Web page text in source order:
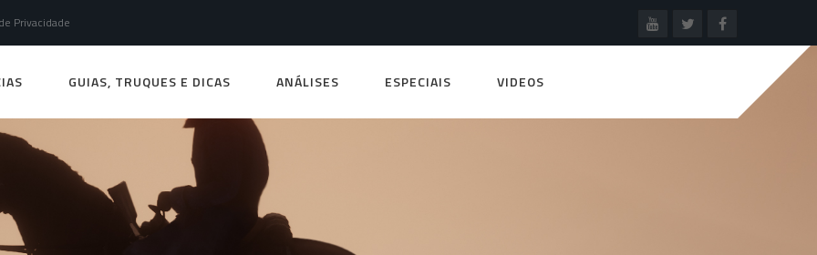
Privacidade
GUIAS, TRUQUES E DICAS ANÁLISES ESPECIAIS VIDEOS